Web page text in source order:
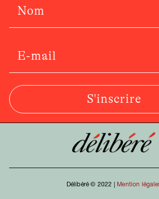
S'inscrire
Délibéré © 2022 | Mention